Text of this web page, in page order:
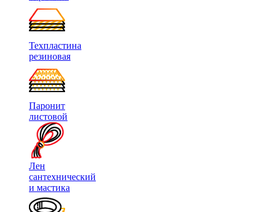
Техпластина
резиновая
Паронит
листовой
Лен
сантехнический
и мастика